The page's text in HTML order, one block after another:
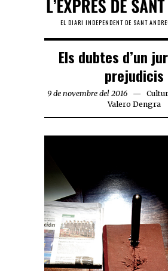
EL DIARI INDEPENDENT DE SANT
Els dubtes d’un
prejudicis
9 de novembre del 2016
Valero Dengra